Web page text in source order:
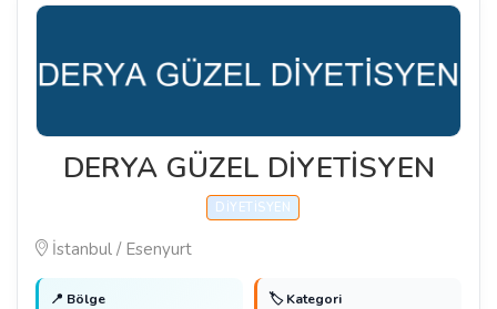
DERYA GÜZEL DİYETİSYEN
DIYETISYEN
İstanbul / Esenyurt
📍 Bölge
🏷️ Kategori